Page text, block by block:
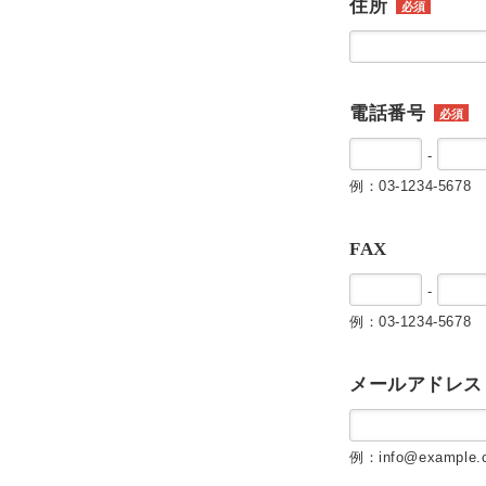
住所 必須
電話番号 必須
-
例：03-1234-5678
FAX
-
例：03-1234-5678
メールアドレス
例：